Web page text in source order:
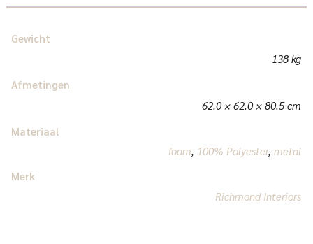
Gewicht
138 kg
Afmetingen
62.0 × 62.0 × 80.5 cm
Materiaal
foam, 100% Polyester,metal
Merk
Richmond Interiors